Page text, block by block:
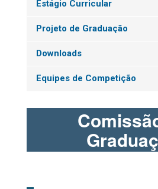
Estágio Curricular
Projeto de Graduação
Downloads
Equipes de Competição